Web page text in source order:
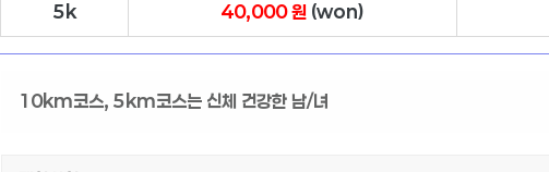
5k 40,000 원 (won)
10km코스, 5km코스는 신체 건강한 남/녀